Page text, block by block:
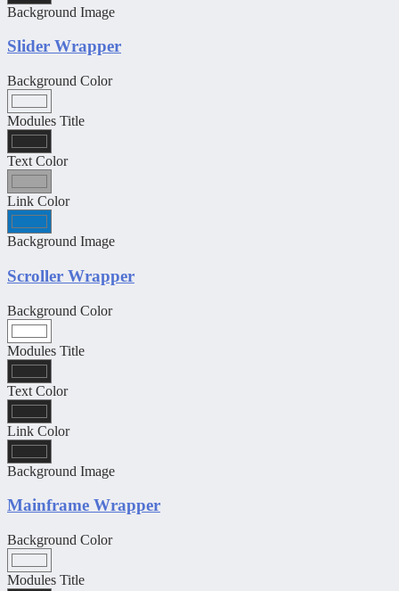
Background Image
Slider Wrapper
Background Color
Modules Title
Text Color
Link Color
Background Image
Scroller Wrapper
Background Color
Modules Title
Text Color
Link Color
Background Image
Mainframe Wrapper
Background Color
Modules Title